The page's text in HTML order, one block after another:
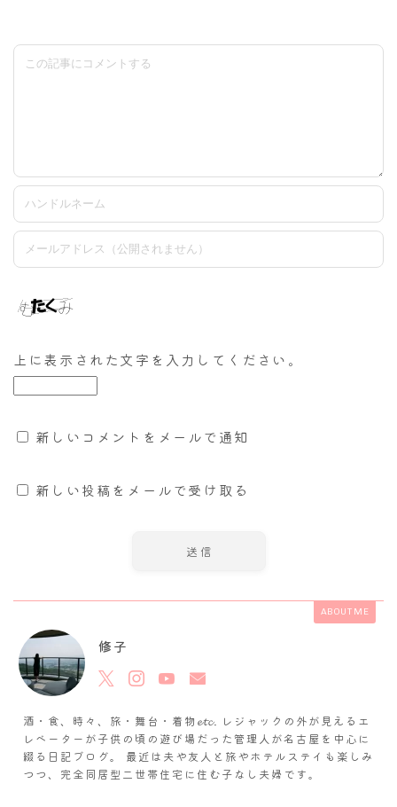
上に表示された文字を入力してください。
新しいコメントをメールで通知
新しい投稿をメールで受け取る
ABOUT ME
修子
酒・食、時々、旅・舞台・着物𝓮𝓽𝓬. レジャックの外が見えるエ
レベーターが子供の頃の遊び場だった管理人が名古屋を中心に
綴る日記ブログ。 最近は夫や友人と旅やホテルステイも楽しみ
つつ、完全同居型二世帯住宅に住む子なし夫婦です。